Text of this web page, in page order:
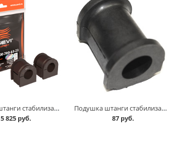
Подушка штанги стабилизатора 2180 Vesta к-т=2шт, СЭВИ Эксперт в Кургане
5 825 руб.
Подушка штанги стабилизатора 2190 Балаково в Кургане
87 руб.